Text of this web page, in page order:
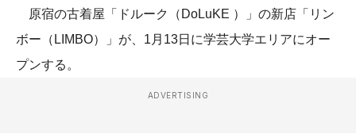
原宿の古着屋「ドルーク（DoLuKE ）」の新店「リン
ボー（LIMBO）」が、1月13日に学芸大学エリアにオー
プンする。
ADVERTISING